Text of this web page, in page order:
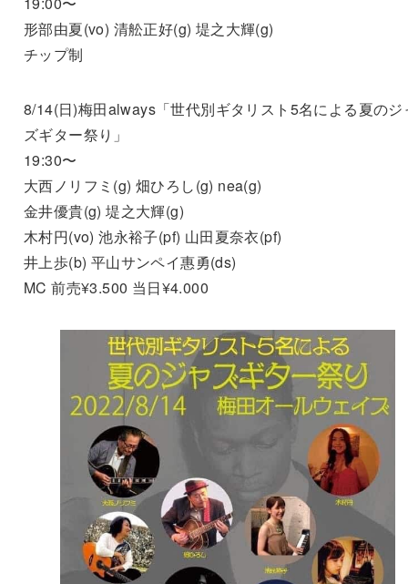
形部由夏(vo) 清舩正好(g) 堤之大輝(g)
チップ制
8/14(日)梅田always「世代別ギタリスト5名による夏のジ
ズギター祭り」
19:30〜
大西ノリフミ(g) 畑ひろし(g) nea(g)
金井優貴(g) 堤之大輝(g)
木村円(vo) 池永裕子(pf) 山田夏奈衣(pf)
井上歩(b) 平山サンペイ惠勇(ds)
MC 前売¥3.500 当日¥4.000